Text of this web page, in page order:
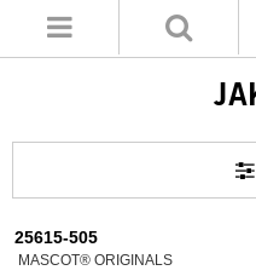
25615-505
MASCOT® ORIGINALS